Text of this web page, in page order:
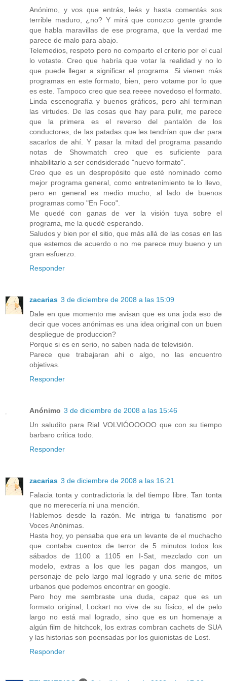
Anónimo, y vos que entrás, leés y hasta comentás sos
terrible maduro, ¿no? Y mirá que conozco gente grande
que habla maravillas de ese programa, que la verdad me
parece de malo para abajo.
Telemedios, respeto pero no comparto el criterio por el cual
lo votaste. Creo que habría que votar la realidad y no lo
que puede llegar a significar el programa. Si vienen más
programas en este formato, bien, pero votame por lo que
es este. Tampoco creo que sea reeee novedoso el formato.
Linda escenografía y buenos gráficos, pero ahí terminan
las virtudes. De las cosas que hay para pulir, me parece
que la primera es el reverso del pantalón de los
conductores, de las patadas que les tendrían que dar para
sacarlos de ahí. Y pasar la mitad del programa pasando
notas de Showmatch creo que es suficiente para
inhabilitarlo a ser condsiderado "nuevo formato".
Creo que es un despropósito que esté nominado como
mejor programa general, como entretenimiento te lo llevo,
pero en general es medio mucho, al lado de buenos
programas como "En Foco".
Me quedé con ganas de ver la visión tuya sobre el
programa, me la quedé esperando.
Saludos y bien por el sitio, que más allá de las cosas en las
que estemos de acuerdo o no me parece muy bueno y un
gran esfuerzo.
Responder
zacarias 3 de diciembre de 2008 a las 15:09
Dale en que momento me avisan que es una joda eso de
decir que voces anónimas es una idea original con un buen
despliegue de produccion?
Porque si es en serio, no saben nada de televisión.
Parece que trabajaran ahi o algo, no las encuentro
objetivas.
Responder
Anónimo 3 de diciembre de 2008 a las 15:46
Un saludito para Rial VOLVIÓOOOOO que con su tiempo
barbaro critica todo.
Responder
zacarias 3 de diciembre de 2008 a las 16:21
Falacia tonta y contradictoria la del tiempo libre. Tan tonta
que no merecería ni una mención.
Hablemos desde la razón. Me intriga tu fanatismo por
Voces Anónimas.
Hasta hoy, yo pensaba que era un levante de el muchacho
que contaba cuentos de terror de 5 minutos todos los
sábados de 1100 a 1105 en I-Sat, mezclado con un
modelo, extras a los que les pagan dos mangos, un
personaje de pelo largo mal logrado y una serie de mitos
urbanos que podemos encontrar en google.
Pero hoy me sembraste una duda, capaz que es un
formato original, Lockart no vive de su físico, el de pelo
largo no está mal logrado, sino que es un homenaje a
algún film de hitchcok, los extras combran cachets de SUA
y las historias son poensadas por los guionistas de Lost.
Responder